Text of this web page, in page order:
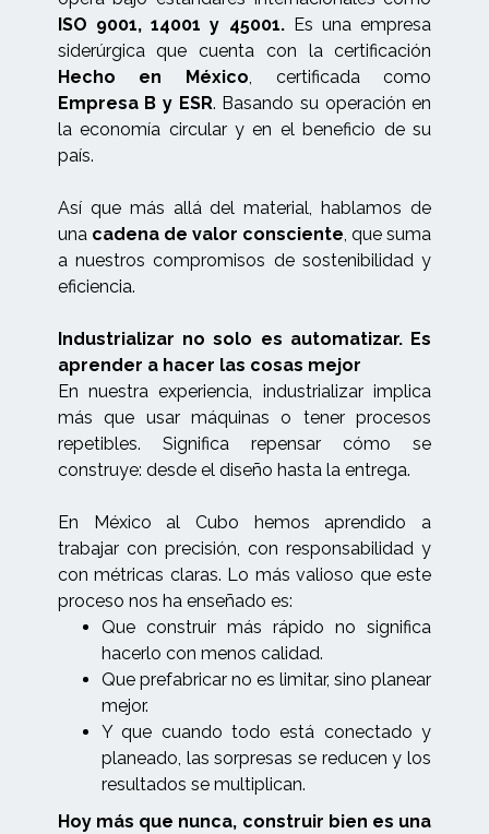
ISO 9001, 14001 y 45001.Es una empresa
siderúrgica que cuenta con la certificación
Hecho en México, certificada como
Empresa B y ESR. Basando su operación en
la economía circular y en el beneficio de su
país.
Así que más allá del material, hablamos de
una cadena de valor consciente, que suma
a nuestros compromisos de sostenibilidad y
eficiencia.
Industrializar no solo es automatizar. Es
aprender a hacer las cosas mejor
En nuestra experiencia, industrializar implica
más que usar máquinas o tener procesos
repetibles. Significa repensar cómo se
construye: desde el diseño hasta la entrega.
En México al Cubo hemos aprendido a
trabajar con precisión, con responsabilidad y
con métricas claras. Lo más valioso que este
proceso nos ha enseñado es:
Que construir más rápido no significa
hacerlo con menos calidad.
Que prefabricar no es limitar, sino planear
mejor.
Y que cuando todo está conectado y
planeado, las sorpresas se reducen y los
resultados se multiplican.
Hoy más que nunca, construir bien es una